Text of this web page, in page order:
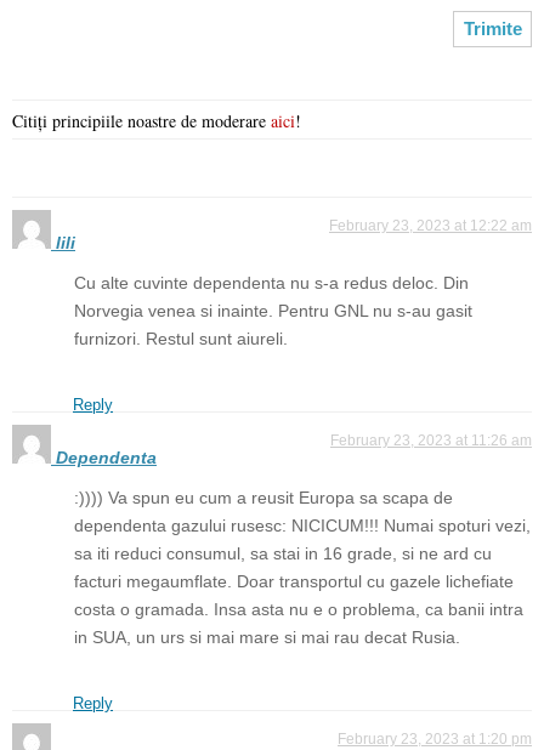
Citiți principiile noastre de moderare aici!
lili
February 23, 2023 at 12:22 am
Cu alte cuvinte dependenta nu s-a redus deloc. Din
Norvegia venea si inainte. Pentru GNL nu s-au gasit
furnizori. Restul sunt aiureli.
Reply
Dependenta
February 23, 2023 at 11:26 am
:)))) Va spun eu cum a reusit Europa sa scapa de
dependenta gazului rusesc: NICICUM!!! Numai spoturi vezi,
sa iti reduci consumul, sa stai in 16 grade, si ne ard cu
facturi megaumflate. Doar transportul cu gazele lichefiate
costa o gramada. Insa asta nu e o problema, ca banii intra
in SUA, un urs si mai mare si mai rau decat Rusia.
Reply
February 23, 2023 at 1:20 pm